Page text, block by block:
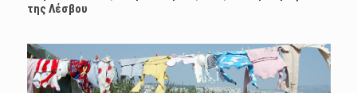
της Λέσβου